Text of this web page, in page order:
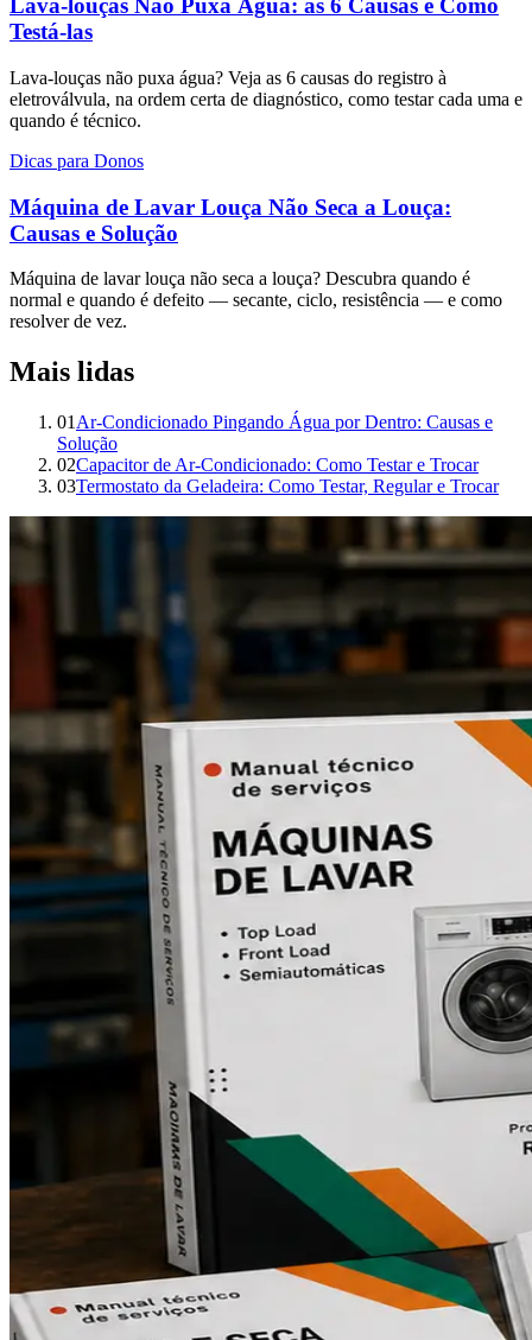
Lava-louças Não Puxa Água: as 6 Causas e Como
Testá-las
Lava-louças não puxa água? Veja as 6 causas do registro à
eletroválvula, na ordem certa de diagnóstico, como testar cada uma e
quando é técnico.
Dicas para Donos
Máquina de Lavar Louça Não Seca a Louça:
Causas e Solução
Máquina de lavar louça não seca a louça? Descubra quando é
normal e quando é defeito — secante, ciclo, resistência — e como
resolver de vez.
Mais lidas
01 Ar-Condicionado Pingando Água por Dentro: Causas e
Solução
02Capacitor de Ar-Condicionado: Como Testar e Trocar
03Termostato da Geladeira: Como Testar, Regular e Trocar